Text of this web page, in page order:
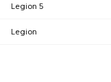
Legion 5
Legion